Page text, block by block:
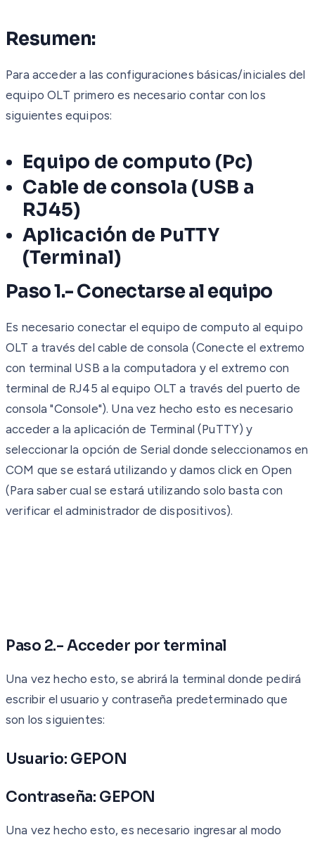
Resumen:
Para acceder a las configuraciones básicas/iniciales del
equipo OLT primero es necesario contar con los
siguientes equipos:
Equipo de computo (Pc)
Cable de consola (USB a
RJ45)
Aplicación de PuTTY
(Terminal)
Paso 1.- Conectarse al equipo
Es necesario conectar el equipo de computo al equipo
OLT a través del cable de consola (Conecte el extremo
con terminal USB a la computadora y el extremo con
terminal de RJ45 al equipo OLT a través del puerto de
consola "Console"). Una vez hecho esto es necesario
acceder a la aplicación de Terminal (PuTTY) y
seleccionar la opción de Serial donde seleccionamos en
COM que se estará utilizando y damos click en Open
(Para saber cual se estará utilizando solo basta con
verificar el administrador de dispositivos).
Paso 2.- Acceder por terminal
Una vez hecho esto, se abrirá la terminal donde pedirá
escribir el usuario y contraseña predeterminado que
son los siguientes:
Usuario: GEPON
Contraseña: GEPON
Una vez hecho esto, es necesario ingresar al modo